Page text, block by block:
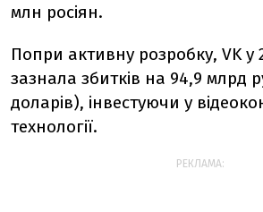
млн росіян.
Попри активну розробку, VK у
зазнала збитків на 94,9 млрд
доларів), інвестуючи у
технології.
РЕКЛАМА: